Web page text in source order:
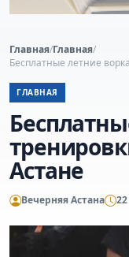
Главная/Главная/
Бесплатные летние
ГЛАВНАЯ
Астане
Вечерняя Астана